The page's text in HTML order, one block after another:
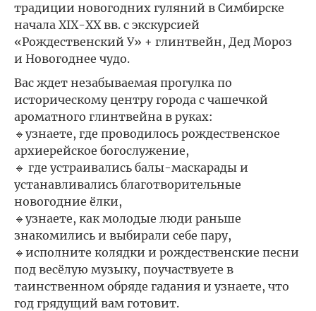
традиции новогодних гуляний в Симбирске
начала XIX-XX вв. с экскурсией
«Рождественский У» + глинтвейн, Дед Мороз
и Новогоднее чудо.
Вас ждет незабываемая прогулка по
историческому центру города с чашечкой
ароматного глинтвейна в руках:
🔹узнаете, где проводилось рождественское
архиерейское богослужение,
🔹 где устраивались балы-маскарады и
устанавливались благотворительные
новогодние ёлки,
🔹узнаете, как молодые люди раньше
знакомились и выбирали себе пару,
🔹исполните колядки и рождественские песни
под весёлую музыку, поучаствуете в
таинственном обряде гадания и узнаете, что
год грядущий вам готовит.